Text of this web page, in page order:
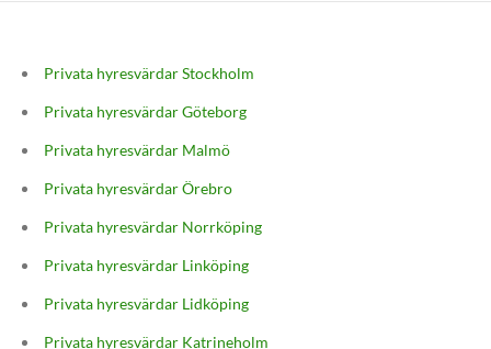
Privata hyresvärdar Stockholm
Privata hyresvärdar Göteborg
Privata hyresvärdar Malmö
Privata hyresvärdar Örebro
Privata hyresvärdar Norrköping
Privata hyresvärdar Linköping
Privata hyresvärdar Lidköping
Privata hyresvärdar Katrineholm